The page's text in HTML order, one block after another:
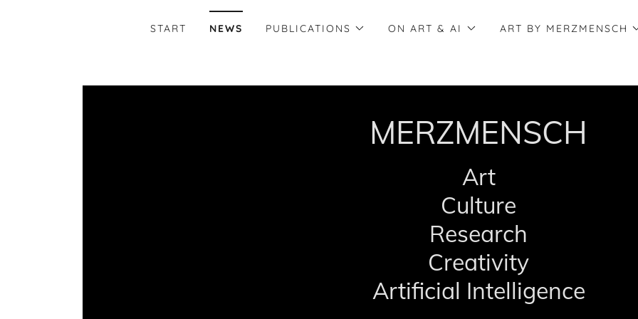
START NEWS PUBLICATIONS ON ART & AI ART BY MERZMENSCH
MERZMENSCH
Art
Culture
Research
Creativity
Artificial Intelligence